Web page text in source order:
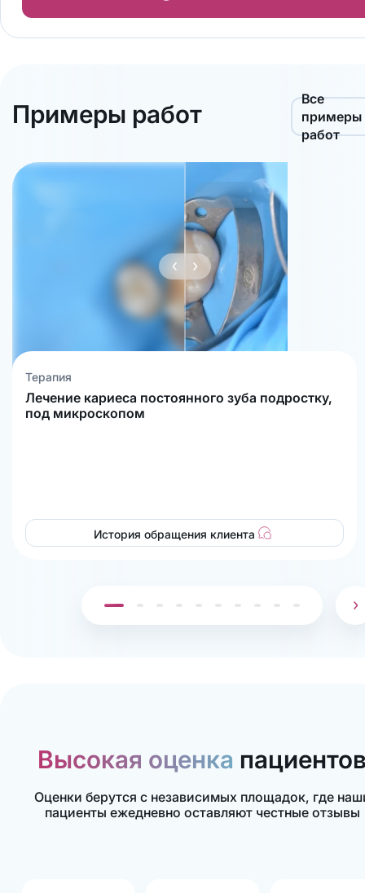
Примеры работ
Все
примеры
работ
Терапия
Лечение кариеса постоянного зуба подростку,
под микроскопом
История обращения клиента
Высокая оценка
Оценки берутся с независимых площадок, где
пациенты ежедневно оставляют честные отзывы